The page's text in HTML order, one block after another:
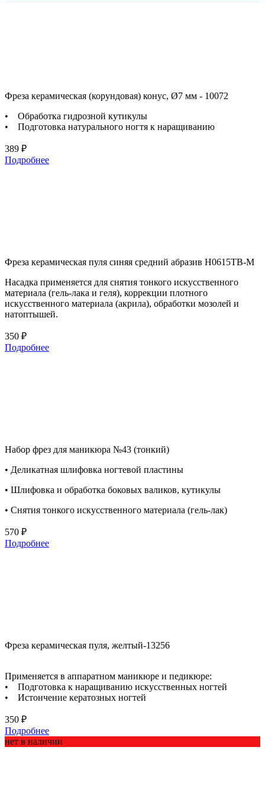
Фреза керамическая (корундовая) конус, Ø7 мм - 10072
• Обработка гидрозной кутикулы
• Подготовка натурального ногтя к наращиванию
389 ₽
Подробнее
Фреза керамическая пуля синяя средний абразив H0615TB-M
Насадка применяется для снятия тонкого искусственного
материала (гель-лака и геля), коррекции плотного
искусственного материала (акрила), обработки мозолей и
натоптышей.
350 ₽
Подробнее
Набор фрез для маникюра №43 (тонкий)
• Деликатная шлифовка ногтевой пластины
• Шлифовка и обработка боковых валиков, кутикулы
• Снятия тонкого искусственного материала (гель-лак)
570 ₽
Подробнее
Фреза керамическая пуля, желтый-13256
Применяется в аппаратном маникюре и педикюре:
• Подготовка к наращиванию искусственных ногтей
• Истончение кератозных ногтей
350 ₽
Подробнее
нет в наличии